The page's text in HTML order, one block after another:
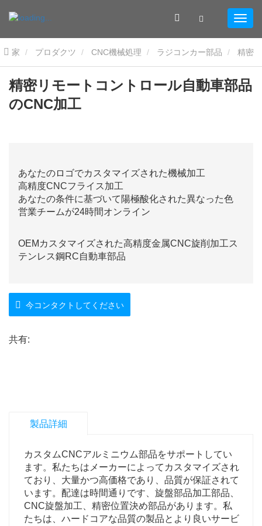
家 プロダクツ CNC機械処理 ラジコンカー部品
リモートコントロール自動車部品のCNC加工
精密リモートコントロール自動車部品
のCNC加工
あなたのロゴでカスタマイズされた機械加工
高精度CNCフライス加工
あなたの条件に基づいて陽極酸化された異なった色
営業チームが24時間オンライン
OEMカスタマイズされた高精度金属CNC旋削加工ス
テンレス鋼RC自動車部品
今コンタクトしてください
共有:
製品詳細
カスタムCNCアルミニウム部品をサポートしてい
ます。私たちはメーカーによってカスタマイズされ
ており、大量かつ高価格であり、品質が保証されて
います。配達は時間通りです、旋盤部品加工部品、
CNC旋盤加工、精密位置決め部品があります。私
たちは、ハードコアな品質の製品とより良いサービ